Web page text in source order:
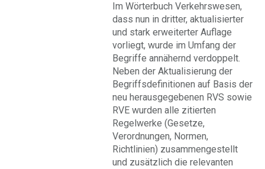
Im Wörterbuch Verkehrswesen,
dass nun in dritter, aktualisierter
und stark erweiterter Auflage
vorliegt, wurde im Umfang der
Begriffe annähernd verdoppelt.
Neben der Aktualisierung der
Begriffsdefinitionen auf Basis der
neu herausgegebenen RVS sowie
RVE wurden alle zitierten
Regelwerke (Gesetze,
Verordnungen, Normen,
Richtlinien) zusammengestellt
und zusätzlich die relevanten